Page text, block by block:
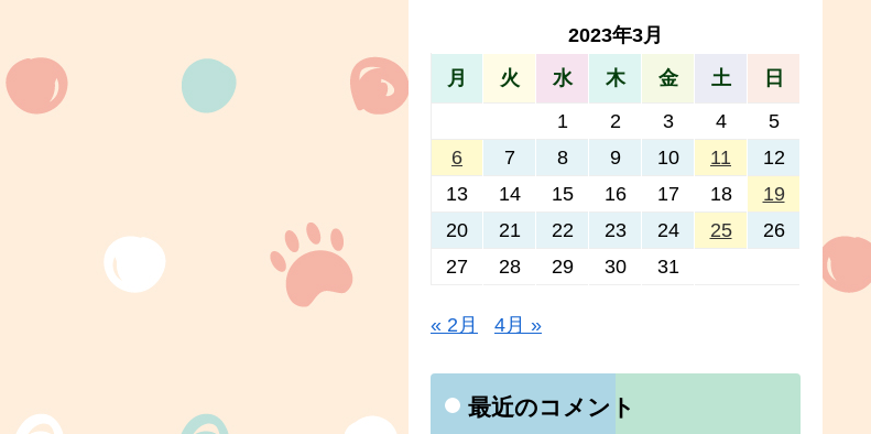
2023年3月
月
火 水 木 金 土
日
1
2 3 4
5
6
7 8 9 10 11
12
13
14 15 16 17 18
19
20
21 22 23 24 25
26
27
28 29 30 31
« 2月 4月 »
最近のコメント